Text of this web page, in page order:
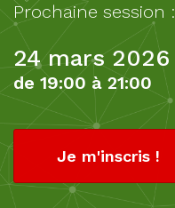
Prochaine session :
24 mars 2026
de 19:00 à 21:00
Je m'inscris !